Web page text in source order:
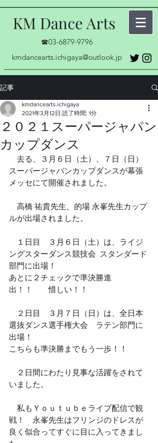
KM Dance Arts
☎03-6879-9796
kmdancearts.ichigaya@outlook.jp
記事
２０２１スーパージャパン
カップダンス
kmdancearts.ichigaya
2021年3月12日 読了時間: 1分
去る、３月６日（土）、７日（日）
スーパージャパンカップダンスが幕張
メッセにて開催されました。
高橋 祐貴先生、的場 永峯先生カップ
ルが出場されました。
１日目　３月６日（土）は、ライジ
ングスターダンス競技会  スタンダード
部門に出場！
あとに２チェックで準決勝進
出！！　　惜しい！！
２日目　３月７日（日）は、全日本
選抜ダンス選手権大会　ラテン部門に
出場！
こちらも準決勝までもう一歩！！
２日間にわたり見事な活躍をされて
いました。
私もＹｏｕｔｕｂｅライブ配信で観
戦！　永峯先生はフリンジのドレスが
良く似合ってすぐに目に入ってきまし